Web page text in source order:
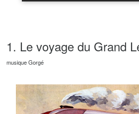
1. Le voyage du Grand
musique Gorgé